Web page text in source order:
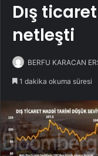
Dış
netleşti
BERFU KARACAN
1 dakika okuma süresi